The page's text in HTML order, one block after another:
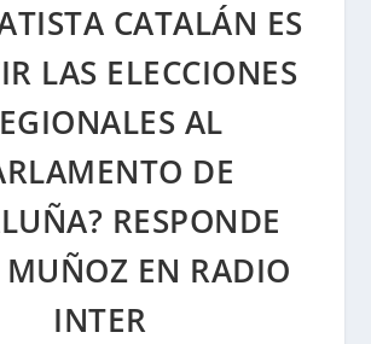
CATALÁN ES
LAS ELECCIONES
AL
DE
RESPONDE
MUÑOZ EN RADIO
INTER